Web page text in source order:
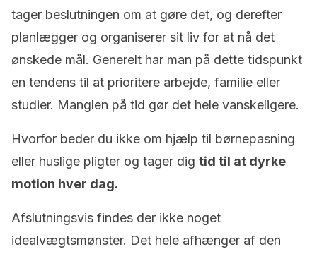
tager beslutningen om at gøre det, og derefter
planlægger og organiserer sit liv for at nå det
ønskede mål. Generelt har man på dette tidspunkt
en tendens til at prioritere arbejde, familie eller
studier. Manglen på tid gør det hele vanskeligere.
Hvorfor beder du ikke om hjælp til børnepasning
eller huslige pligter og tager dig tid til at dyrke
motion hver dag.
Afslutningsvis findes der ikke noget
idealvægtsmønster. Det hele afhænger af den